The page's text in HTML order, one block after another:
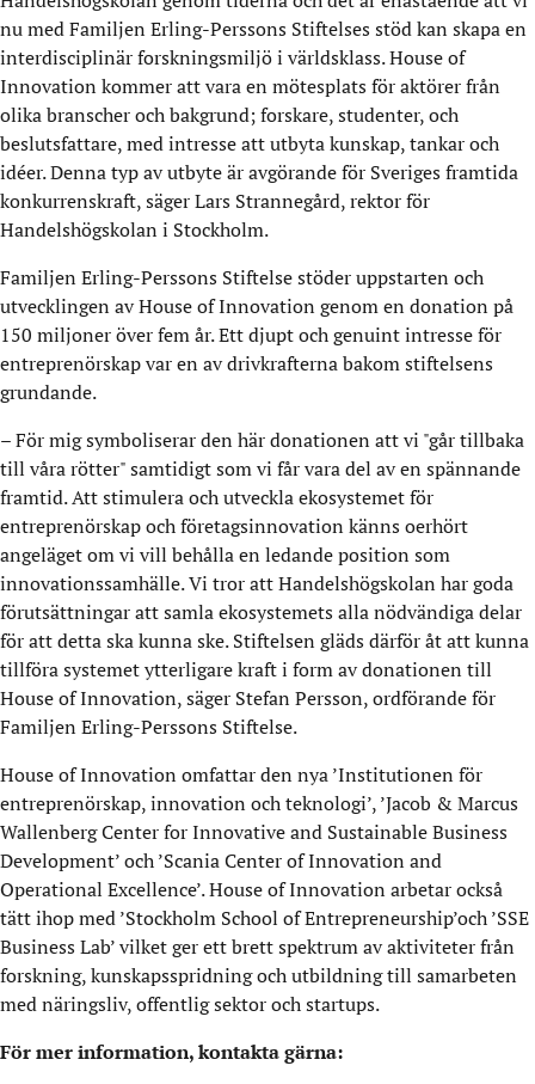
nu med Familjen Erling-Perssons Stiftelses stöd kan skapa en
interdisciplinär forskningsmiljö i världsklass. House of
Innovation kommer att vara en mötesplats för aktörer från
olika branscher och bakgrund; forskare, studenter, och
beslutsfattare, med intresse att utbyta kunskap, tankar och
idéer. Denna typ av utbyte är avgörande för Sveriges framtida
konkurrenskraft, säger Lars Strannegård, rektor för
Handelshögskolan i Stockholm.
Familjen Erling-Perssons Stiftelse stöder uppstarten och
utvecklingen av House of Innovation genom en donation på
150 miljoner över fem år. Ett djupt och genuint intresse för
entreprenörskap var en av drivkrafterna bakom stiftelsens
grundande.
– För mig symboliserar den här donationen att vi "går tillbaka
till våra rötter" samtidigt som vi får vara del av en spännande
framtid. Att stimulera och utveckla ekosystemet för
entreprenörskap och företagsinnovation känns oerhört
angeläget om vi vill behålla en ledande position som
innovationssamhälle. Vi tror att Handelshögskolan har goda
förutsättningar att samla ekosystemets alla nödvändiga delar
för att detta ska kunna ske. Stiftelsen gläds därför åt att kunna
tillföra systemet ytterligare kraft i form av donationen till
House of Innovation, säger Stefan Persson, ordförande för
Familjen Erling-Perssons Stiftelse.
House of Innovation omfattar den nya ’Institutionen för
entreprenörskap, innovation och teknologi’, ’Jacob & Marcus
Wallenberg Center for Innovative and Sustainable Business
Development’ och ’Scania Center of Innovation and
Operational Excellence’. House of Innovation arbetar också
tätt ihop med ’Stockholm School of Entrepreneurship’och ’SSE
Business Lab’ vilket ger ett brett spektrum av aktiviteter från
forskning, kunskapsspridning och utbildning till samarbeten
med näringsliv, offentlig sektor och startups.
För mer information, kontakta gärna: